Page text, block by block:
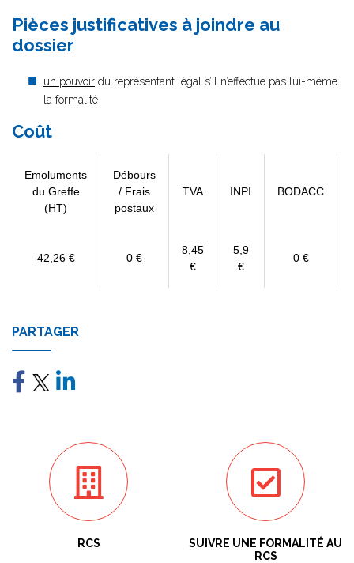
Pièces justificatives à joindre au
dossier
un pouvoir du représentant légal s’il n’effectue pas lui-même
la formalité
Coût
Emoluments
du Greffe
(HT)
Débours
/ Frais
postaux
TVA INPI BODACC
42,26 € 0 €
8,45
€
5,9
€
0 €
PARTAGER
RCS
SUIVRE UNE FORMALITÉ AU
RCS